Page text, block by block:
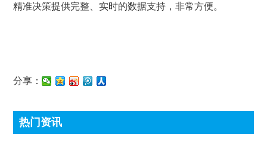
精准决策提供完整、实时的数据支持，非常方便。
分享：
热门资讯
顶尖条码秤常见故障处理方法有哪些?